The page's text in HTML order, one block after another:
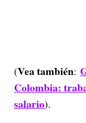
(Vea también:
Colombia:
salario).